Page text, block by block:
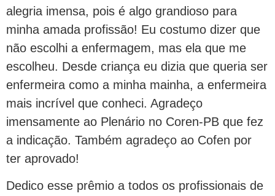
alegria imensa, pois é algo grandioso para
minha amada profissão! Eu costumo dizer que
não escolhi a enfermagem, mas ela que me
escolheu. Desde criança eu dizia que queria ser
enfermeira como a minha mainha, a enfermeira
mais incrível que conheci. Agradeço
imensamente ao Plenário no Coren-PB que fez
a indicação. Também agradeço ao Cofen por
ter aprovado!
Dedico esse prêmio a todos os profissionais de